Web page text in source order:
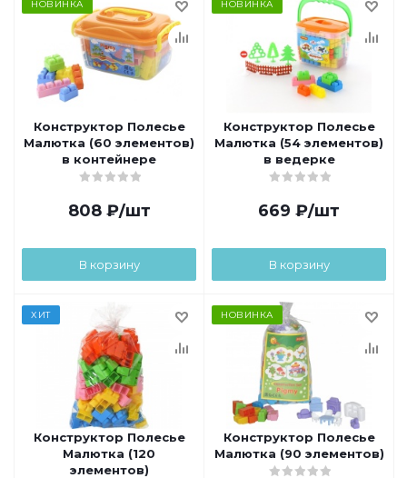
НОВИНКА
Конструктор Полесье
Малютка (60 элементов)
в контейнере
808₽/шт
В корзину
НОВИНКА
Конструктор Полесье
Малютка (54 элементов)
в ведерке
669 ₽/шт
В корзину
ХИТ
Конструктор Полесье
Малютка (120
элементов)
НОВИНКА
Конструктор Полесье
Малютка (90 элементов)